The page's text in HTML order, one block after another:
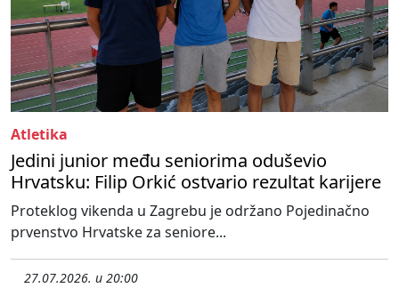
Atletika
Jedini junior među seniorima oduševio
Hrvatsku: Filip Orkić ostvario rezultat karijere
Proteklog vikenda u Zagrebu je održano Pojedinačno
prvenstvo Hrvatske za seniore...
27.07.2026. u 20:00